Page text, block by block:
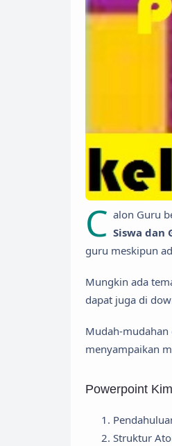
C alon Guru
Siswa dan
guru meskipun
Mungkin ada
dapat juga di
Mudah-
menyampaikan
Powerpoint
Struktur